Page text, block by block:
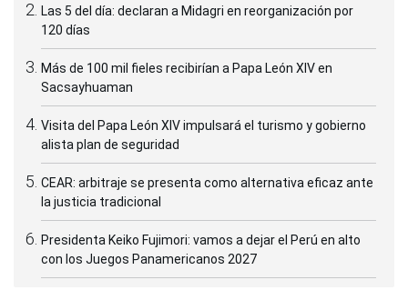
Las 5 del día: declaran a Midagri en reorganización por
120 días
Más de 100 mil fieles recibirían a Papa León XIV en
Sacsayhuaman
Visita del Papa León XIV impulsará el turismo y gobierno
alista plan de seguridad
CEAR: arbitraje se presenta como alternativa eficaz ante
la justicia tradicional
Presidenta Keiko Fujimori: vamos a dejar el Perú en alto
con los Juegos Panamericanos 2027